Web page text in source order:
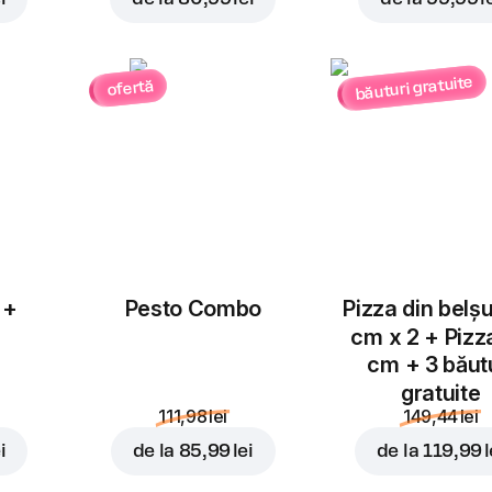
Ardei
Jalapeno
3,00 lei 4,00 lei
Blue Cheese
ofertă
Pesto Combo
111,98 lei
de la 85,99 lei
băuturi gratuite
Pizza din
cm x 2 +
cm + 3
gratuite
149,44 lei
de la 119,99